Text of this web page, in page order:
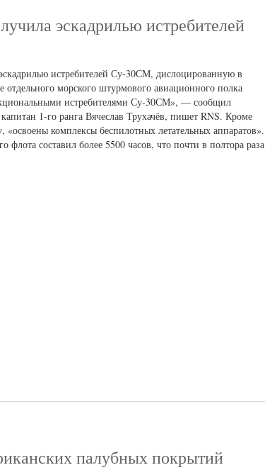
эскадрилью истребителей
истребителей Су-30СМ, дислоцированную в
морского штурмового авиационного полка
истребителями Су-30СМ», — сообщил
1-го ранга Вячеслав Трухачёв, пишет RNS. Кроме
комплексы беспилотных летательных аппаратов».
составил более 5500 часов, что почти в полтора раза
палубных покрытий